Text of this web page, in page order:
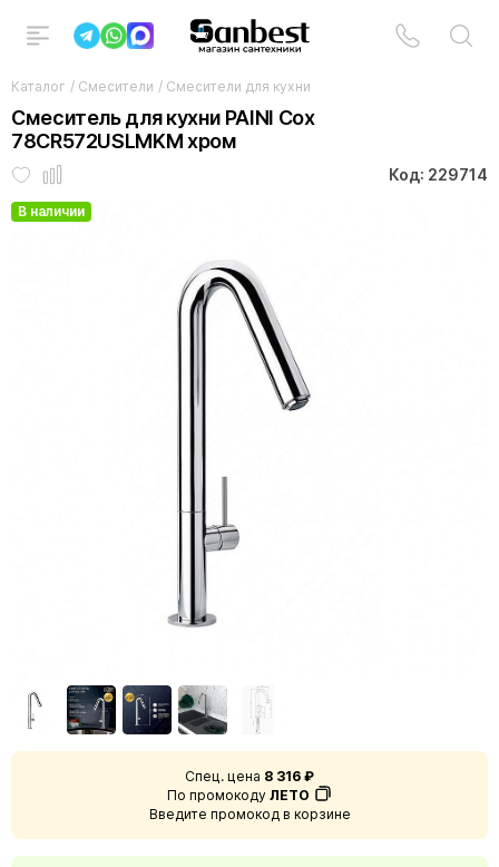
Каталог / Смесители / Смесители для кухни
Смеситель для кухни PAINI Cox
78CR572USLMKM хром
Код: 229714
В наличии
Спец. цена 8 316 ₽
По промокоду ЛЕТО
Введите промокод в корзине